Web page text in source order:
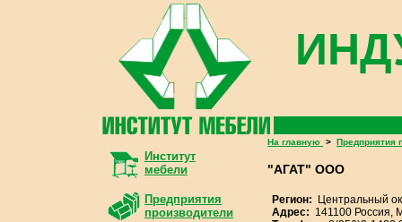
Институт
мебели
Предприятия
производители
На главную > Предприятия
"АГАТ" ООО
Регион: Центральный
Адрес: 141100 Россия,